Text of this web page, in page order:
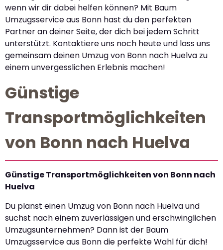
wenn wir dir dabei helfen können? Mit Baum
Umzugsservice aus Bonn hast du den perfekten
Partner an deiner Seite, der dich bei jedem Schritt
unterstützt. Kontaktiere uns noch heute und lass uns
gemeinsam deinen Umzug von Bonn nach Huelva zu
einem unvergesslichen Erlebnis machen!
Günstige
Transportmöglichkeiten
von Bonn nach Huelva
Günstige Transportmöglichkeiten von Bonn nach
Huelva
Du planst einen Umzug von Bonn nach Huelva und
suchst nach einem zuverlässigen und erschwinglichen
Umzugsunternehmen? Dann ist der Baum
Umzugsservice aus Bonn die perfekte Wahl für dich!